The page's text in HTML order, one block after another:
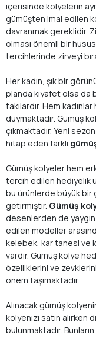
içerisinde kolyelerin
gümüşten imal edilen
davranmak gereklidir.
olması önemli bir
tercihlerinde zirveyi
Her kadın, şık bir
planda kıyafet olsa da
takılardır. Hem
duymaktadır. Gümüş
çıkmaktadır. Yeni
hitap eden farklı
Gümüş kolyeler hem
tercih edilen hediyelik
bu ürünlerde büyük bir
getirmiştir. Gümüş
desenlerden de
edilen modeller
kelebek, kar tanesi ve
vardır. Gümüş kolye
özelliklerini ve
önem taşımaktadır.
Alınacak gümüş
kolyenizi satın alırken
bulunmaktadır.